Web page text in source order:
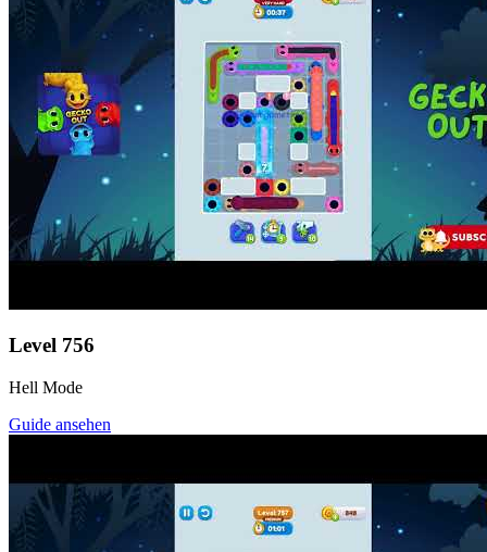
Level 756
Hell Mode
Guide ansehen